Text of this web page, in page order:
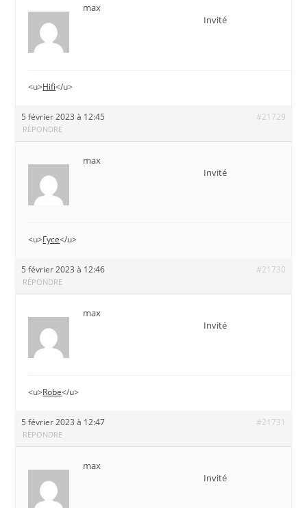
max
Invité
<u>Hifi</u>
5 février 2023 à 12:45 #21729
RÉPONDRE
max
Invité
<u>Гусе</u>
5 février 2023 à 12:46 #21730
RÉPONDRE
max
Invité
<u>Robe</u>
5 février 2023 à 12:47 #21731
RÉPONDRE
max
Invité